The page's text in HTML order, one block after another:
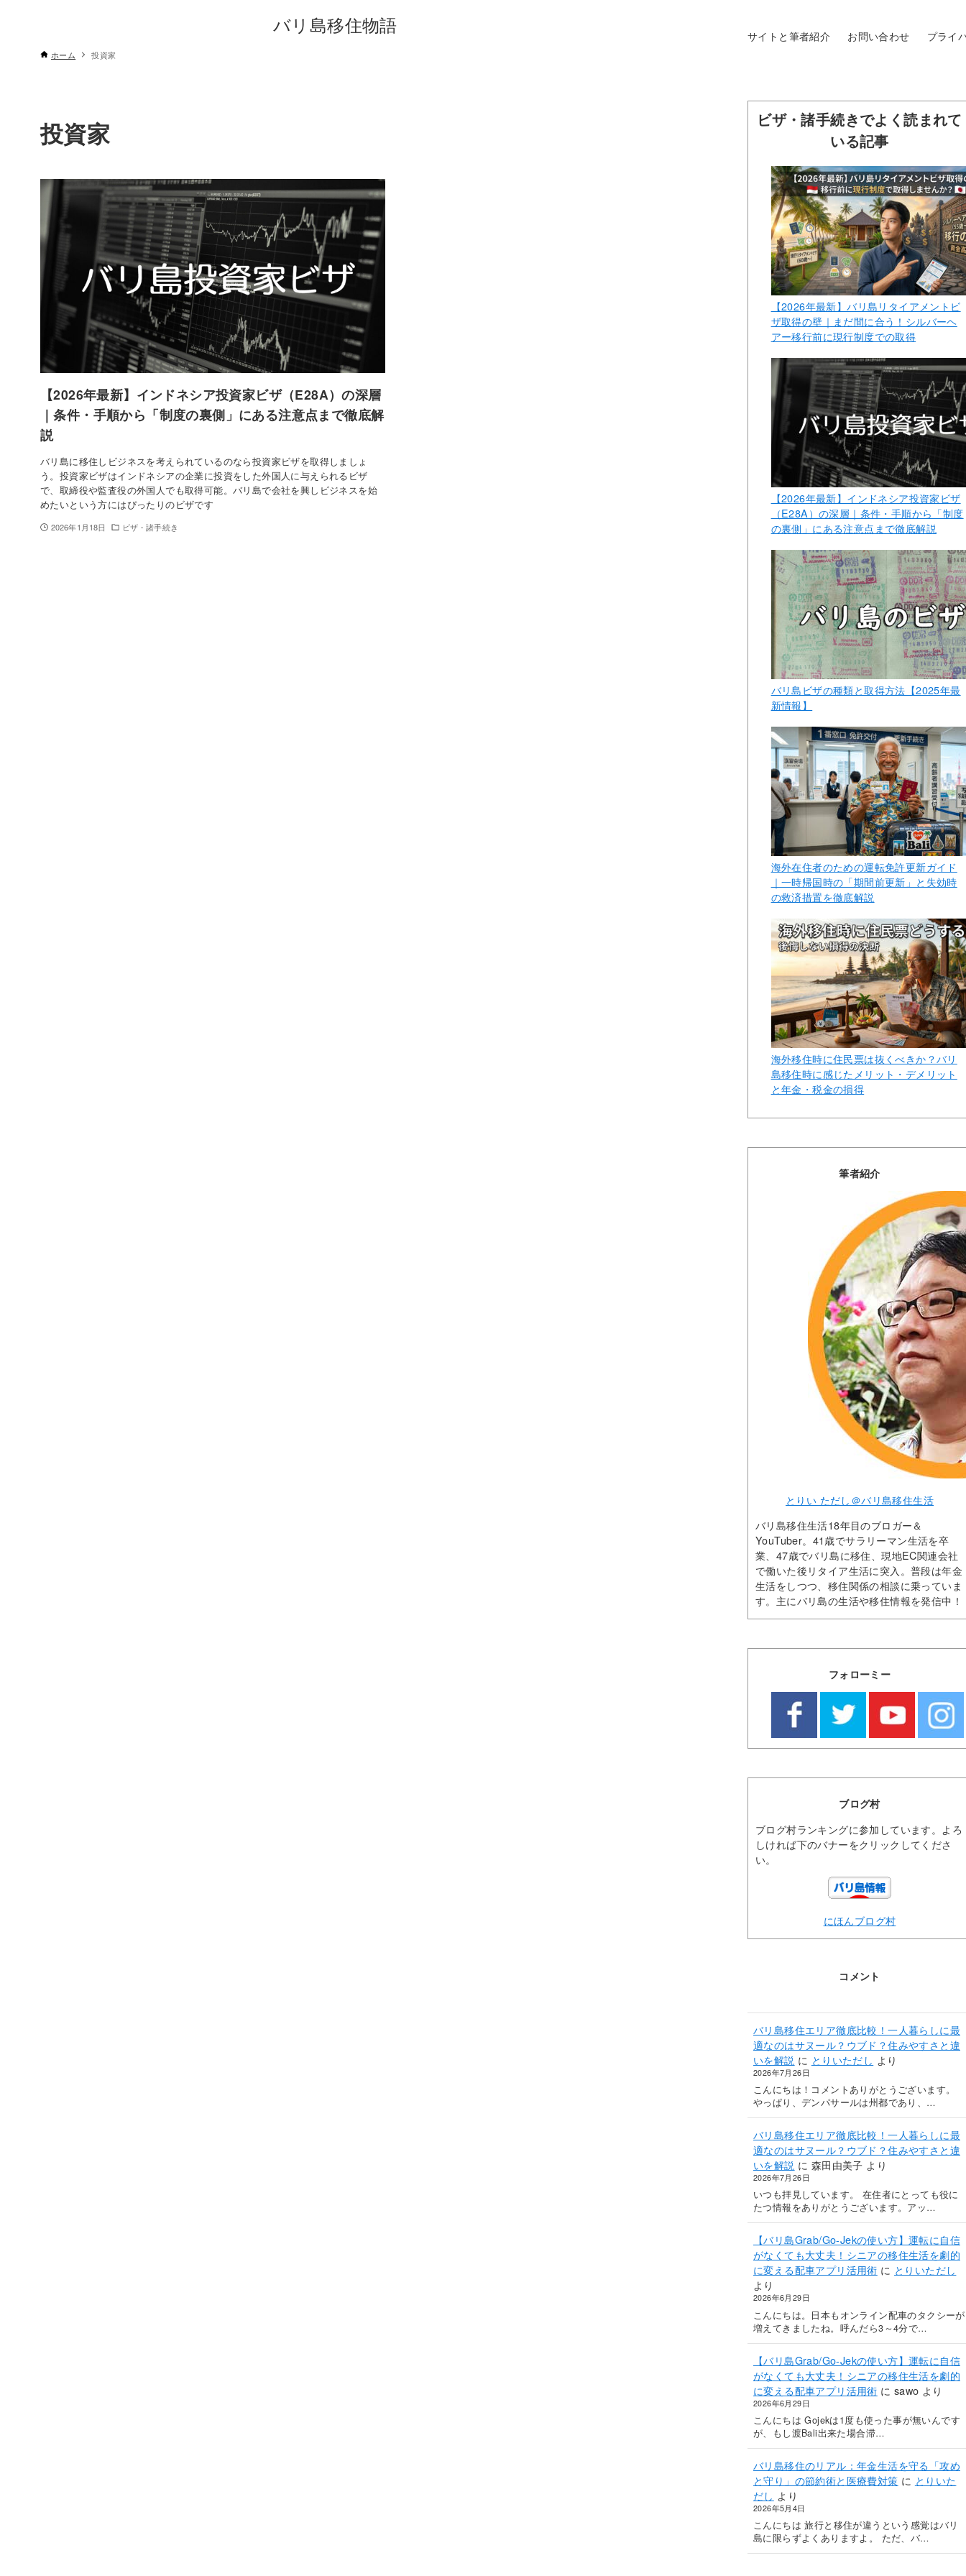
バリ島移住物語 サイトと筆者紹介 お問い合わせ プライ
ホーム 投資家
投資家
【2026年最新】インドネシア投資家ビザ（E28A）の深層
｜条件・手順から「制度の裏側」にある注意点まで徹底解
説
バリ島に移住しビジネスを考えられているのなら投資家ビザを取得しましょ
う。投資家ビザはインドネシアの企業に投資をした外国人に与えられるビザ
で、取締役や監査役の外国人でも取得可能。バリ島で会社を興しビジネスを始
めたいという方にはぴったりのビザです
2026年1月18日 ビザ・諸手続き
ビザ・諸手続きでよく読まれて
いる記事
【2026年最新】バリ島リタイアメントビ
ザ取得の壁｜まだ間に合う！シルバーヘ
アー移行前に現行制度での取得
【2026年最新】インドネシア投資家ビザ
（E28A）の深層｜条件・手順から「制度
の裏側」にある注意点まで徹底解説
バリ島ビザの種類と取得方法【2025年最
新情報】
海外在住者のための運転免許更新ガイド
｜一時帰国時の「期間前更新」と失効時
の救済措置を徹底解説
海外移住時に住民票は抜くべきか？バリ
島移住時に感じたメリット・デメリット
と年金・税金の損得
筆者紹介
とりい ただし＠バリ島移住生活
バリ島移住生活18年目のブロガー＆
YouTuber。41歳でサラリーマン生活を卒
業、47歳でバリ島に移住、現地EC関連会社
で働いた後リタイア生活に突入。普段は年金
生活をしつつ、移住関係の相談に乗っていま
す。主にバリ島の生活や移住情報を発信中！
フォローミー
ブログ村
ブログ村ランキングに参加しています。よろ
しければ下のバナーをクリックしてくださ
い。
にほんブログ村
コメント
バリ島移住エリア徹底比較！一人暮らしに最
適なのはサヌール？ウブド？住みやすさと違
いを解説 に とりいただし より
2026年7月26日
こんにちは！コメントありがとうございます。
やっぱり、デンパサールは州都であり、…
バリ島移住エリア徹底比較！一人暮らしに最
適なのはサヌール？ウブド？住みやすさと違
いを解説 に 森田由美子 より
2026年7月26日
いつも拝見しています。 在住者にとっても役に
たつ情報をありがとうございます。アッ…
【バリ島Grab/Go-Jekの使い方】運転に自信
がなくても大丈夫！シニアの移住生活を劇的
に変える配車アプリ活用術 に とりいただし
より
2026年6月29日
こんにちは。日本もオンライン配車のタクシーが
増えてきましたね。呼んだら3～4分で…
【バリ島Grab/Go-Jekの使い方】運転に自信
がなくても大丈夫！シニアの移住生活を劇的
に変える配車アプリ活用術 にsawo より
2026年6月29日
こんにちは Gojekは1度も使った事が無いんです
が、もし渡Bali出来た場合滞…
バリ島移住のリアル：年金生活を守る「攻め
と守り」の節約術と医療費対策 に とりいた
だし より
2026年5月4日
こんにちは 旅行と移住が違うという感覚はバリ
島に限らずよくありますよ。 ただ、バ…